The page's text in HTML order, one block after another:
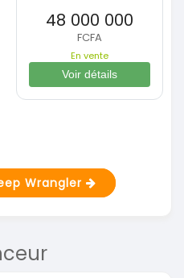
48 000 000
FCFA
En vente
Voir détails
Wrangler